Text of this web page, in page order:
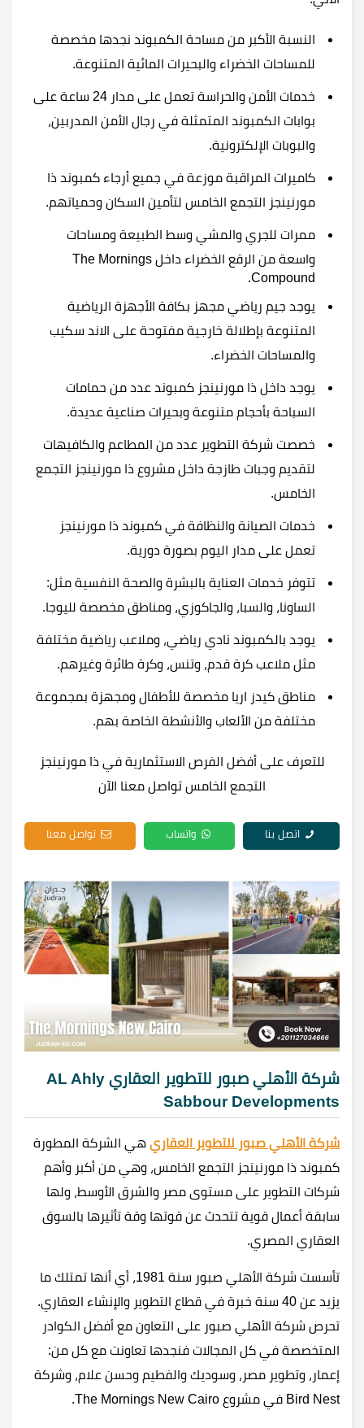
النسبة الأكبر من مساحة الكمبوند نجدها مخصصة
للمساحات الخضراء والبحيرات المائية المتنوعة.
خدمات الأمن والحراسة تعمل على مدار 24 ساعة على
بوابات الكمبوند المتمثلة في رجال الأمن المدربين،
والبوبات الإلكترونية.
كاميرات المراقبة موزعة في جميع أرجاء كمبوند ذا
مورنينجز التجمع الخامس لتأمين السكان وحمياتهم.
ممرات للجري والمشي وسط الطبيعة ومساحات
واسعة من الرقع الخضراء داخل The Mornings
Compound.
يوجد جيم رياضي مجهز بكافة الأجهزة الرياضية
المتنوعة بإطلالة خارجية مفتوحة على الاند سكيب
والمساحات الخضراء.
يوجد داخل ذا مورنينجز كمبوند عدد من حمامات
السباحة بأحجام متنوعة وبحيرات صناعية عديدة.
خصصت شركة التطوير عدد من المطاعم والكافيهات
لتقديم وجبات طازجة داخل مشروع ذا مورنينجز التجمع
الخامس.
خدمات الصيانة والنظافة في كمبوند ذا مورنينجز
تعمل على مدار اليوم بصورة دورية.
تتوفر خدمات العناية بالبشرة والصحة النفسية مثل:
الساونا، والسبا، والجاكوزي، ومناطق مخصصة لليوجا.
يوجد بالكمبوند نادي رياضي، وملاعب رياضية مختلفة
مثل ملاعب كرة قدم، وتنس، وكرة طائرة وغيرهم.
مناطق كيدز اريا مخصصة للأطفال ومجهزة بمجموعة
مختلفة من الألعاب والأنشطة الخاصة بهم.
للتعرف على أفضل الفرص الاستثمارية في ذا مورنينجز
التجمع الخامس تواصل معنا الآن
اتصل بنا واتساب تواصل معنا
شركة الأهلي صبور للتطوير العقاري AL Ahly
Sabbour Developments
شركة الأهلي صبور للتطوير العقاري هي الشركة المطورة
كمبوند ذا مورنينجز التجمع الخامس، وهي من أكبر وأهم
شركات التطوير على مستوى مصر والشرق الأوسط، ولها
سابقة أعمال قوية تتحدث عن قوتها وقة تأثيرها بالسوق
العقاري المصري.
تأسست شركة الأهلي صبور سنة 1981، أي أنها تمتلك ما
يزيد عن 40 سنة خبرة في قطاع التطوير والإنشاء العقاري.
تحرص شركة الأهلي صبور على التعاون مع أفضل الكوادر
المتخصصة في كل المجالات فنجدها تعاونت مع كل من:
إعمار، وتطوير مصر، وسوديك والفطيم وحسن علام، وشركة
Bird Nest في مشروع The Mornings New Cairo.